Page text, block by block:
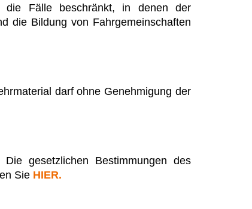
die Fälle beschränkt, in denen der
die Bildung von Fahrgemeinschaften
darf ohne Genehmigung der
gesetzlichen Bestimmungen des
Sie HIER.